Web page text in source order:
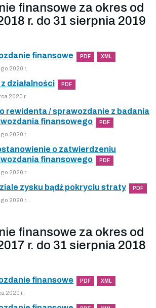
finansowe za okres od
r. do 31 sierpnia 2019
finansowe PDF XML
2020 r.
działalności PDF
2020 r.
rewidenta / sprawozdanie z badania
finansowego
PDF
2020 r.
o zatwierdzeniu
finansowego
PDF
2020 r.
zysku bądź pokryciu straty PDF
2020 r.
finansowe za okres od
r. do 31 sierpnia 2018
finansowe PDF XML
2020 r.